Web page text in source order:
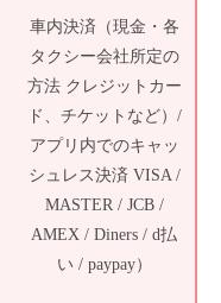
車内決済（現金・各
タクシー会社所定の
方法 クレジットカー
ド、チケットなど）/
アプリ内でのキャッ
シュレス決済 VISA /
MASTER / JCB /
AMEX / Diners / d払
い / paypay）